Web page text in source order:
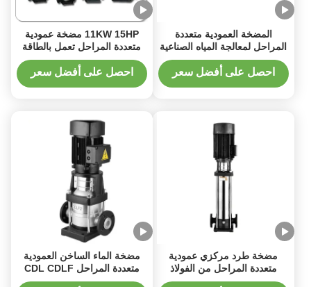
المضخة العمودية متعددة
المراحل لمعالجة المياه الصناعية
شهادة CE
احصل على أفضل سعر
11KW 15HP مضخة عمودية
متعددة المراحل تعمل بالطاقة
الشمسية 200 م 3 / ساعة
مضخة طرد مركزي عمودية
احصل على أفضل سعر
مضخة طرد مركزي عمودية
متعددة المراحل من الفولاذ
المقاوم للصدأ CDL/CDLF مع
مضخة الماء الساخن العمودية
متعددة المراحل CDL CDLF
مضخة الطرد المركزي العمودية